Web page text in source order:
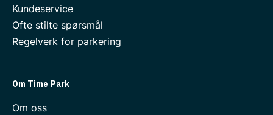
Kundeservice
Ofte stilte spørsmål
Regelverk for parkering
Om Time Park
Om oss